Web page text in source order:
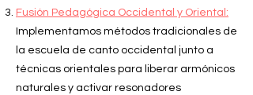
Fusión Pedagógica Occidental y Oriental:
Implementamos métodos tradicionales de
la escuela de canto occidental junto a
técnicas orientales para liberar armónicos
naturales y activar resonadores